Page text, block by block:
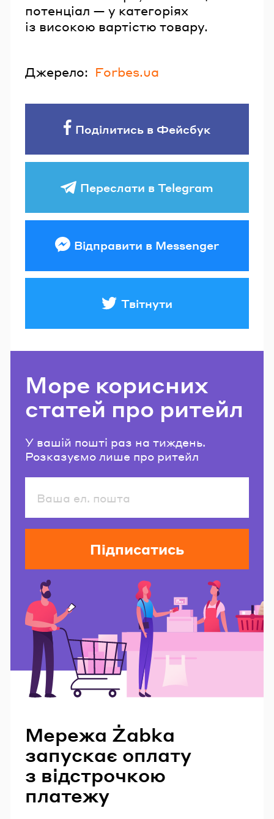
потенціал — у категоріях
із високою вартістю товару.
Джерело: Forbes.ua
Поділитись в Фейсбук
Переслати в Telegram
Відправити в Messenger
Твітнути
Море корисних
статей про ритейл
У вашій пошті раз на тиждень.
Розказуємо лише про ритейл
Підписатись
Мережа Żabka
запускає оплату
з відстрочкою
платежу